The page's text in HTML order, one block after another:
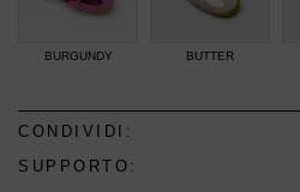
BURGUNDY BUTTER
CONDIVIDI:
SUPPORTO: